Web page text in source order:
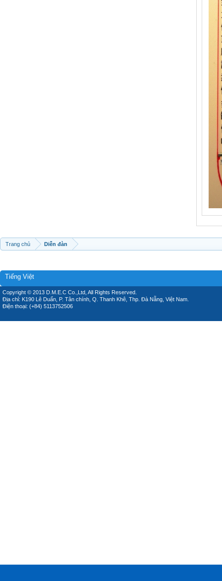
Trang chủ Diễn đàn
Tiếng Việt
Copyright © 2013 D.M.E.C Co.,Ltd, All Rights Reserved.
Địa chỉ: K190 Lê Duẩn, P. Tân chính, Q. Thanh Khê, Thp. Đà Nẵng, Việt Nam.
Điện thoại: (+84) 5113752506